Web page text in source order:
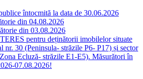
întocmită la data de 30.06.2026
din 04.08.2026
din 03.08.2026
pentru deținătorii imobilelor situate
nr. 30 (Peninsula- străzile P6- P17) și sector
Ecluză- străzile E1-E5). Măsurători în
07.08.2026!